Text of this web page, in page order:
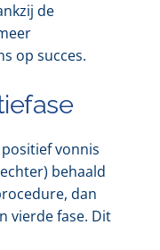
de
op succes.
vonnis
behaald
dan
vierde fase. Dit